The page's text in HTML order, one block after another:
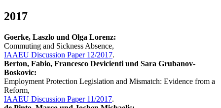
2017
Goerke, Laszlo und Olga Lorenz:
Commuting and Sickness Absence,
IAAEU Discussion Paper 12/2017.
Berton, Fabio, Francesco Devicienti und Sara Grubanov-
Boskovic:
Employment Protection Legislation and Mismatch: Evidence from a
Reform,
IAAEU Discussion Paper 11/2017.